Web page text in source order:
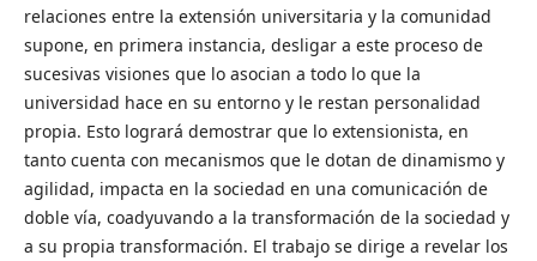
relaciones entre la extensión universitaria y la comunidad
supone, en primera instancia, desligar a este proceso de
sucesivas visiones que lo asocian a todo lo que la
universidad hace en su entorno y le restan personalidad
propia. Esto logrará demostrar que lo extensionista, en
tanto cuenta con mecanismos que le dotan de dinamismo y
agilidad, impacta en la sociedad en una comunicación de
doble vía, coadyuvando a la transformación de la sociedad y
a su propia transformación. El trabajo se dirige a revelar los